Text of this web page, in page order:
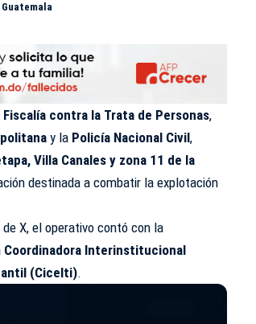
Fiscalía contra la Trata de Personas,
y la Policía Nacional Civil,
Villa Canales y zona 11 de la
destinada a combatir la explotación
X, el operativo contó con la
Coordinadora Interinstitucional
(Cicelti).